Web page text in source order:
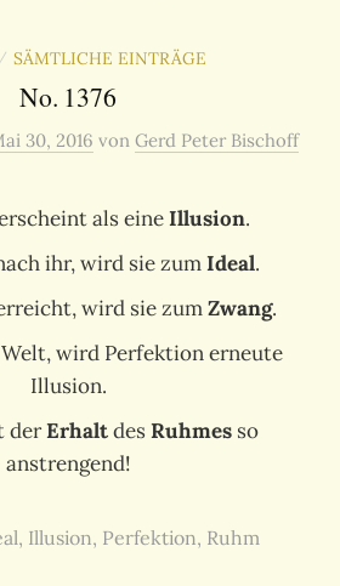
/ SÄMTLICHE EINTRÄGE
No. 1376
30, 2016 von Gerd Peter Bischoff
als eineIllusion.
ihr, wird sie zumIdeal.
wird sie zumZwang.
wird Perfektion erneute
Illusion.
derErhaltdesRuhmes so
anstrengend!
, Illusion, Perfektion, Ruhm